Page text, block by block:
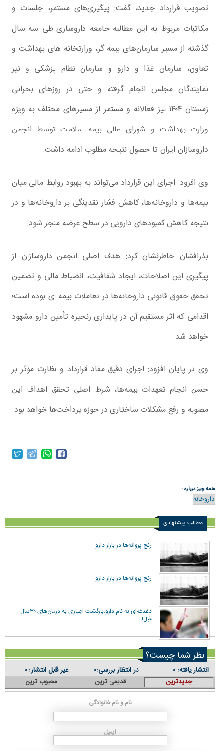
تصویب قرارداد جدید، گفت: پیگیری‌های مستمر، جلسات و
مکاتبات مربوط به این مطالبه جامعه داروسازی طی سه سال
گذشته از مسیر سازمان‌های بیمه گر، وزارتخانه های بهداشت و
تعاون، سازمان غذا و دارو و سازمان نظام پزشکی و نیز
نمایندگان مجلس انجام گرفته و حتی در روزهای بحرانی
زمستان ۱۴۰۴ نیز فعالانه و مستمر از مسیرهای مختلف به ویژه
وزارت بهداشت و شورای عالی بیمه سلامت توسط انجمن
داروسازان ایران تا حصول نتیجه مطلوب ادامه داشت.
وی افزود: اجرای این قرارداد می‌تواند به بهبود روابط مالی میان
بیمه‌ها و داروخانه‌ها، کاهش فشار نقدینگی بر داروخانه‌ها و در
نتیجه کاهش کمبودهای دارویی در سطح عرضه منجر شود.
بذرافشان خاطرنشان کرد: هدف اصلی انجمن داروسازان از
پیگیری این اصلاحات، ایجاد شفافیت، انضباط مالی و تضمین
تحقق حقوق قانونی داروخانه‌ها در تعاملات بیمه ای بوده است؛
اقدامی که اثر مستقیم آن در پایداری زنجیره تأمین دارو مشهود
خواهد شد.
وی در پایان افزود: اجرای دقیق مفاد قرارداد و نظارت مؤثر بر
حسن انجام تعهدات بیمه‌ها، شرط اصلی تحقق اهداف این
مصوبه و رفع مشکلات ساختاری در حوزه پرداخت‌ها خواهد بود.
همه چیز درباره :
داروخانه
مطالب پیشنهادی
رنج پروانه‌ها در بازار دارو
رنج پروانه‌ها در بازار دارو
دغدغه‌ای به‌ نام دارو؛بازگشت اجباری به درمان‌های ۳۰‌سال
قبل!
نظر شما چیست؟
انتشار یافته: ۰ در انتظار بررسی:۰ غیر قابل انتشار: ۰
جدیدترین قدیمی ترین محبوب ترین
نام و نام خانوادگی
ایمیل